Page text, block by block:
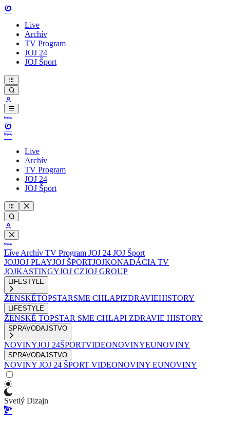
Live
Archív
TV Program
JOJ 24
JOJ Šport
Live
Archív
TV Program
JOJ 24
JOJ Šport
Live Archív TV Program JOJ 24 JOJ Šport
JOJJOJ PLAYJOJ ŠPORTJOJKONADÁCIA TV
JOJKASTINGYJOJ CZJOJ GROUP
LIFESTYLE
ŽENSKÉTOPSTARSME CHLAPIZDRAVIEHISTORY
LIFESTYLE
ŽENSKÉ TOPSTAR SME CHLAPI ZDRAVIE HISTORY
SPRAVODAJSTVO
NOVINYJOJ 24ŠPORTVIDEONOVINYEUNOVINY
SPRAVODAJSTVO
NOVINY JOJ 24 ŠPORT VIDEONOVINY EUNOVINY
Svetlý Dizajn